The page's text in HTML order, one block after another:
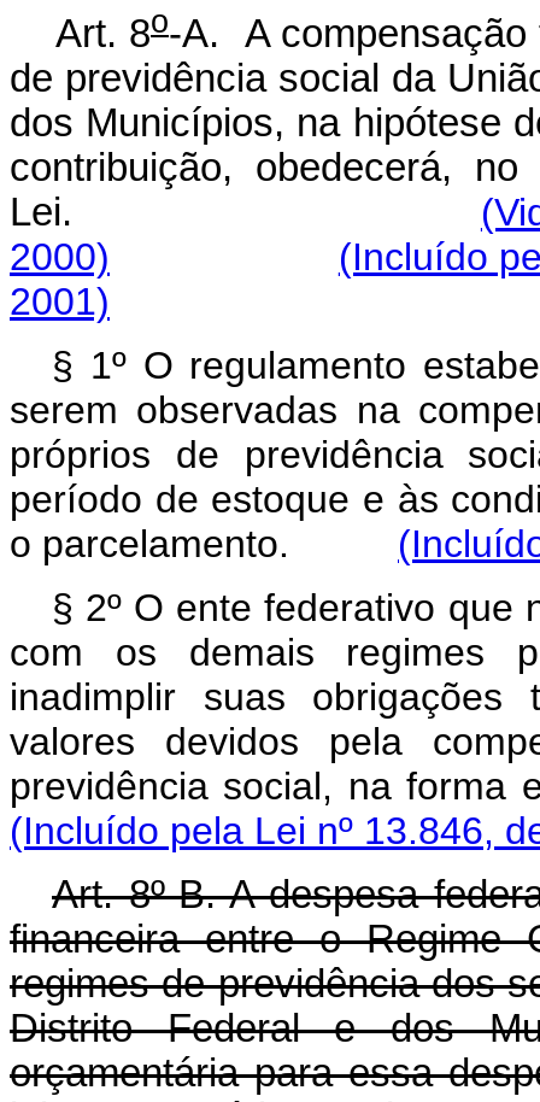
Art. 8o-A. A compensação
de previdência social da
dos Municípios, na hipótese
contribuição, obedecerá,
Lei.
2000)
(Incluído
2001)
§ 1º O regulamento
serem observadas na
próprios de previdência
período de estoque e às
o parcelamento.
§ 2º O ente federativo que
com os demais regimes
inadimplir suas
valores devidos pela
previdência social, na
(Incluído pela Lei nº 13.846,
Art. 8º-B. A despesa
financeira entre o Regime
regimes de previdência dos
Distrito Federal e dos
orçamentária para essa